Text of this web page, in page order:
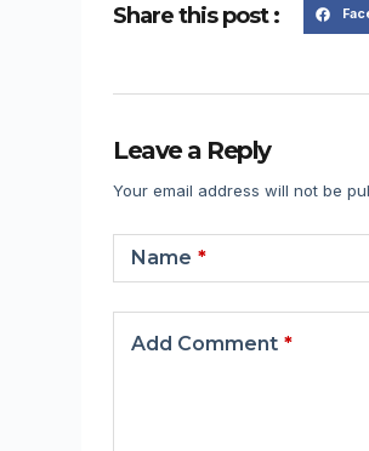
Share this post :
Leave a Reply
Your email address will not be
Name *
Add Comment *